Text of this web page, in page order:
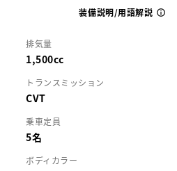
装備説明/用語解説
排気量
1,500cc
トランスミッション
CVT
乗車定員
5名
ボディカラー